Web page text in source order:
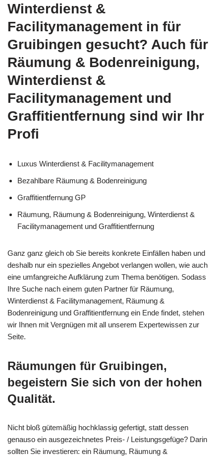
Winterdienst &
Facilitymanagement in für
Gruibingen gesucht? Auch für
Räumung & Bodenreinigung,
Winterdienst &
Facilitymanagement und
Graffitientfernung sind wir Ihr
Profi
Luxus Winterdienst & Facilitymanagement
Bezahlbare Räumung & Bodenreinigung
Graffitientfernung GP
Räumung, Räumung & Bodenreinigung, Winterdienst &
Facilitymanagement und Graffitientfernung
Ganz ganz gleich ob Sie bereits konkrete Einfällen haben und
deshalb nur ein spezielles Angebot verlangen wollen, wie auch
eine umfangreiche Aufklärung zum Thema benötigen. Sodass
Ihre Suche nach einem guten Partner für Räumung,
Winterdienst & Facilitymanagement, Räumung &
Bodenreinigung und Graffitientfernung ein Ende findet, stehen
wir Ihnen mit Vergnügen mit all unserem Expertewissen zur
Seite.
Räumungen für Gruibingen,
begeistern Sie sich von der hohen
Qualität.
Nicht bloß gütemäßig hochklassig gefertigt, statt dessen
genauso ein ausgezeichnetes Preis- / Leistungsgefüge? Darin
sollten Sie investieren: ein Räumung, Räumung &